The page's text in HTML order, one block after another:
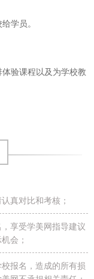
学员。
验课程以及为学校教
真对比和考核；
享受学美网指导建议
会；
报名，造成的所有损